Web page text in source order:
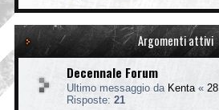
Argomenti attivi
Decennale Forum
Ultimo messaggio da Kenta «
Risposte: 21